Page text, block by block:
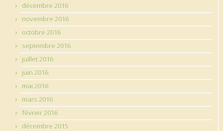
décembre 2016
novembre 2016
octobre 2016
septembre 2016
juillet 2016
juin 2016
mai 2016
mars 2016
février 2016
décembre 2015